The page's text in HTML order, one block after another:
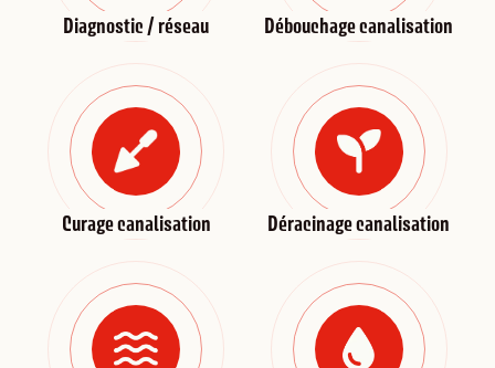
Diagnostic / réseau Débouchage canalisation
Curage canalisation Déracinage canalisation